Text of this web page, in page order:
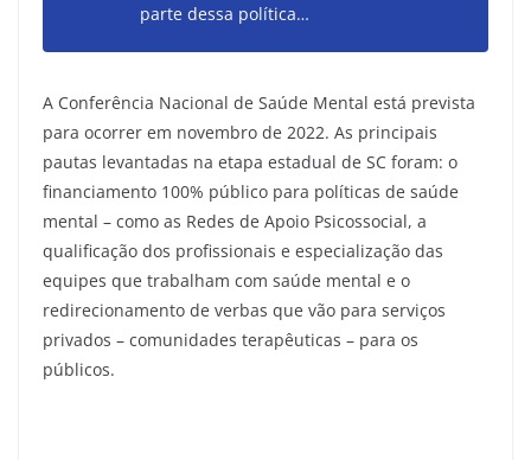
parte dessa política…
A Conferência Nacional de Saúde Mental está prevista
para ocorrer em novembro de 2022. As principais
pautas levantadas na etapa estadual de SC foram: o
financiamento 100% público para políticas de saúde
mental – como as Redes de Apoio Psicossocial, a
qualificação dos profissionais e especialização das
equipes que trabalham com saúde mental e o
redirecionamento de verbas que vão para serviços
privados – comunidades terapêuticas – para os
públicos.